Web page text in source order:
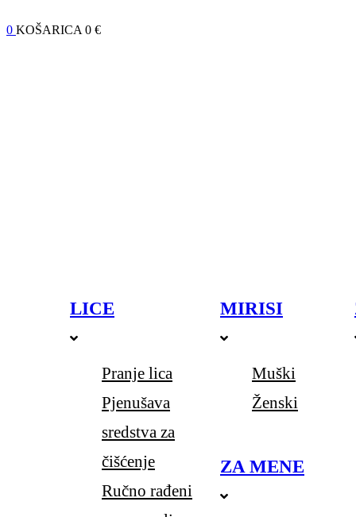
0 KOŠARICA 0 €
LICE
Pranje lica
Pjenušava
sredstva za
čišćenje
Ručno rađeni
MIRISI
Muški
Ženski
ZA MENE